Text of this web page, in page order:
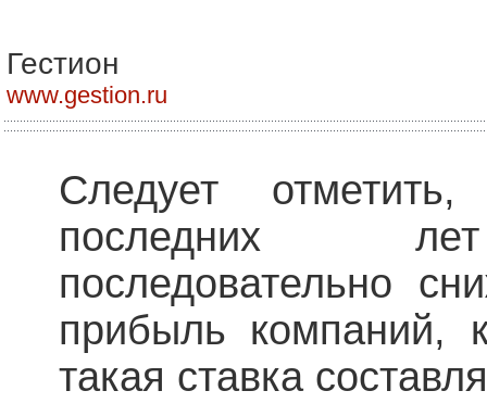
Гестион
www.gestion.ru
Следует
последних
последовательно
прибыль компаний,
такая ставка